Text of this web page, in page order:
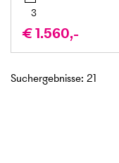
3
€ 1.560,-
Suchergebnisse: 21